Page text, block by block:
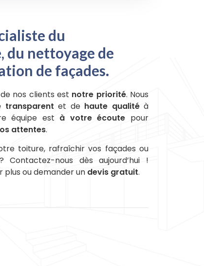
du
du nettoyage de
de façades.
de nos clients est notre priorité. Nous
transparent et de haute qualitéà
équipe est à votre écoute pour
attentes.
toiture, rafraîchir vos façades ou
nous dès aujourd’hui !
plus ou demander un devis gratuit.